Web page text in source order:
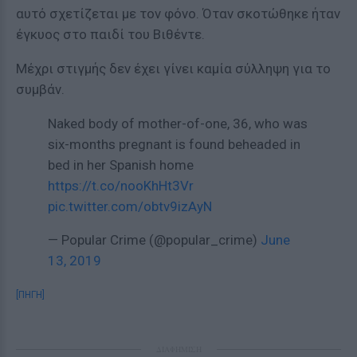
αυτό σχετίζεται με τον φόνο. Όταν σκοτώθηκε ήταν
έγκυος στο παιδί του Βιθέντε.
Μέχρι στιγμής δεν έχει γίνει καμία σύλληψη για το
συμβάν.
Naked body of mother-of-one, 36, who was
six-months pregnant is found beheaded in
bed in her Spanish home
https://t.co/nooKhHt3Vr
pic.twitter.com/obtv9izAyN
— Popular Crime (@popular_crime) June
13, 2019
[ΠΗΓΗ]